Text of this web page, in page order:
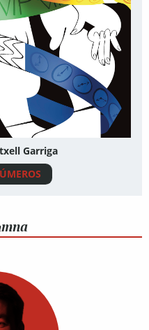
Garriga